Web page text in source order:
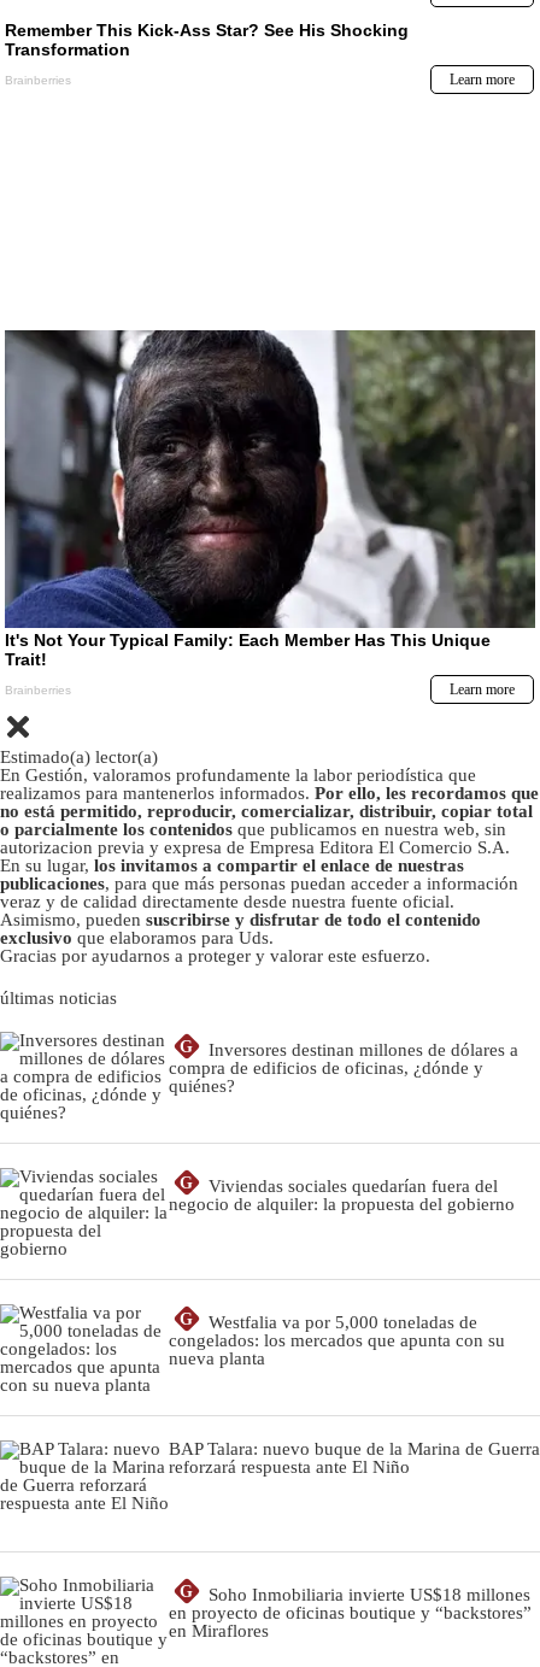
Estimado(a) lector(a)
En Gestión, valoramos profundamente la labor periodística que
realizamos para mantenerlos informados. Por ello, les recordamos que
no está permitido, reproducir, comercializar, distribuir, copiar total
o parcialmente los contenidos que publicamos en nuestra web, sin
autorizacion previa y expresa de Empresa Editora El Comercio S.A.
En su lugar, los invitamos a compartir el enlace de nuestras
publicaciones, para que más personas puedan acceder a información
veraz y de calidad directamente desde nuestra fuente oficial.
Asimismo, pueden suscribirse y disfrutar de todo el contenido
exclusivo que elaboramos para Uds.
Gracias por ayudarnos a proteger y valorar este esfuerzo.
últimas noticias
G
Inversores destinan millones de dólares a
compra de edificios de oficinas, ¿dónde y
quiénes?
G
Viviendas sociales quedarían fuera del
negocio de alquiler: la propuesta del gobierno
G
Westfalia va por 5,000 toneladas de
congelados: los mercados que apunta con su
nueva planta
BAP Talara: nuevo buque de la Marina de Guerra
reforzará respuesta ante El Niño
G
Soho Inmobiliaria invierte US$18 millones
en proyecto de oficinas boutique y “backstores”
en Miraflores